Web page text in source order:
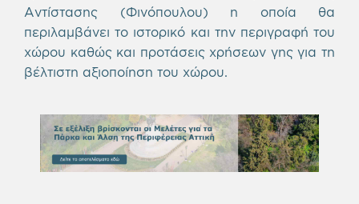
Αντίστασης (Φινόπουλου) η οποία θα
περιλαμβάνει το ιστορικό και την περιγραφή του
χώρου καθώς και προτάσεις χρήσεων γης για τη
βέλτιστη αξιοποίηση του χώρου.